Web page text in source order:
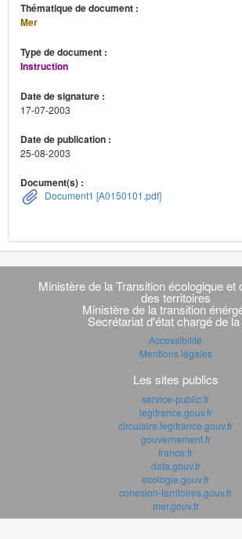
Thématique de document :
Mer
Type de document :
Instruction
Date de signature :
17-07-2003
Date de publication :
25-08-2003
Document(s) :
Document1 [A0150101.pdf]
Navigation
transverse
Ministère de la Transition écologique et
des territoires
Ministère de la transition
Secrétariat d'état chargé de
Accessibilité
Mentions légales
Les sites publics
service-public.fr
legifrance.gouv.fr
circulaire.legifrance.gouv.fr
gouvernement.fr
france.fr
data.gouv.fr
ecologie.gouv.fr
cohesion-territoires.gouv.fr
mer.gouv.fr